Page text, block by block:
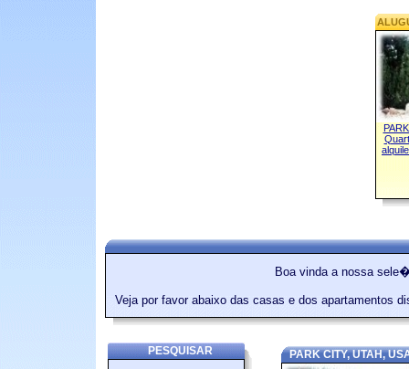
Boa vinda a nossa
Veja por favor abaixo das casas e dos apartamentos
PESQUISAR PARK CITY, UTAH,